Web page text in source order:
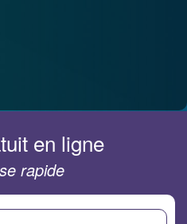
en ligne
rapide